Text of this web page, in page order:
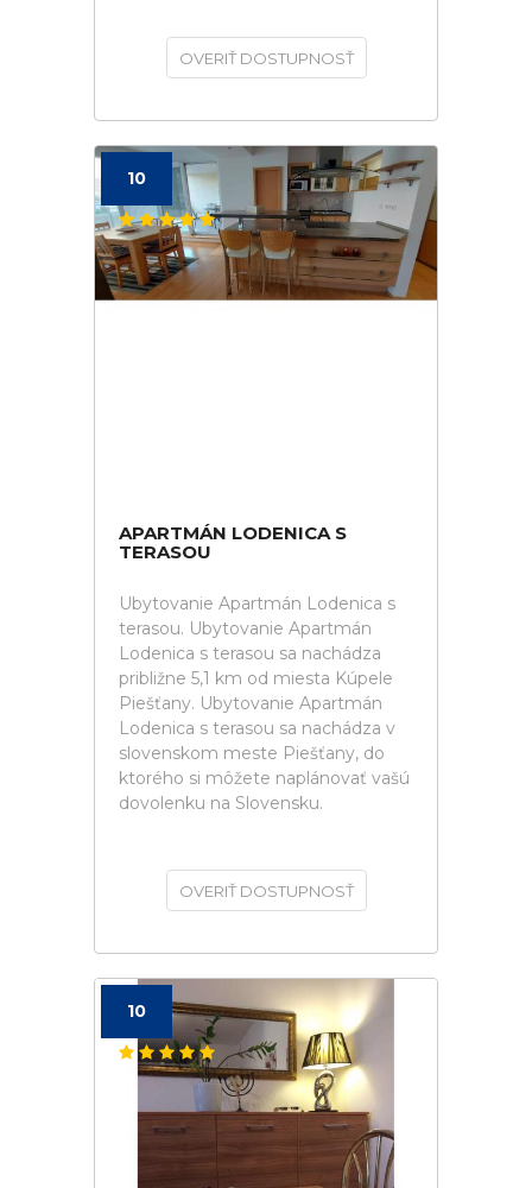
OVERIŤ DOSTUPNOSŤ
10
APARTMÁN LODENICA S
TERASOU
Ubytovanie Apartmán Lodenica s
terasou. Ubytovanie Apartmán
Lodenica s terasou sa nachádza
približne 5,1 km od miesta Kúpele
Piešťany. Ubytovanie Apartmán
Lodenica s terasou sa nachádza v
slovenskom meste Piešťany, do
ktorého si môžete naplánovať vašú
dovolenku na Slovensku.
OVERIŤ DOSTUPNOSŤ
10